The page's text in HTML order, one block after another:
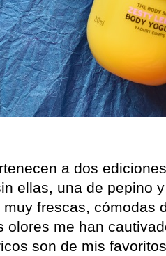
a dos
ellas, una de pepino
frescas, cómodas
olores me han
son de mis